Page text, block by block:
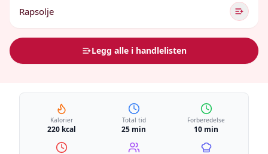
Rapsolje
Legg alle i handlelisten
Kalorier
220 kcal
Total tid
25 min
Forberedelse
10 min